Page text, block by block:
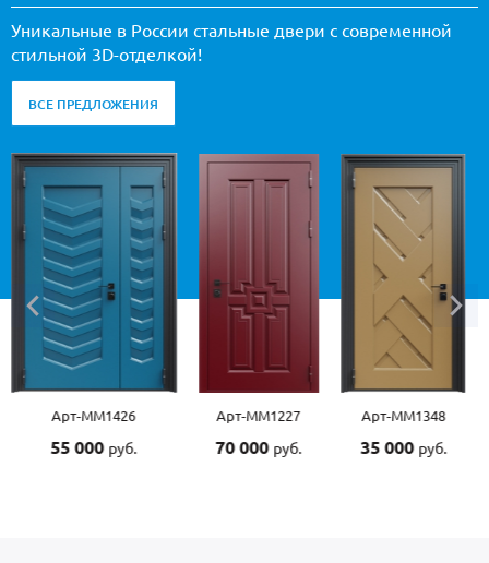
Уникальные в России стальные двери с современной
стильной 3D-отделкой!
ВСЕ ПРЕДЛОЖЕНИЯ
Арт-ММ1227
70 000 руб.
Арт-ММ1348
35 000руб.
Арт-ММ1507
55 000 руб.